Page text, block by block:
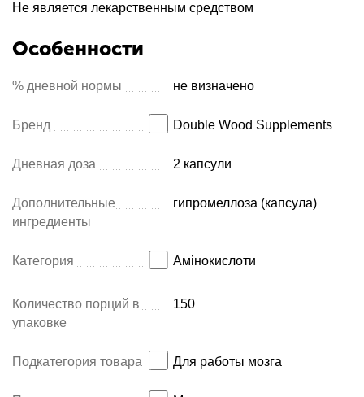
Не является лекарственным средством
Особенности
% дневной нормы не визначено
Бренд Double Wood Supplements
Дневная доза 2 капсули
Дополнительные
ингредиенты
гипромеллоза (капсула)
Категория Амінокислоти
Количество порций в
упаковке
150
Подкатегория товара Для работы мозга